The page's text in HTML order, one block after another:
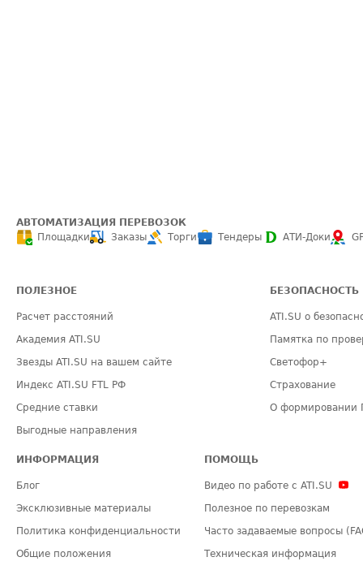
АВТОМАТИЗАЦИЯ ПЕРЕВОЗОК
Площадки
Заказы Торги Тендеры АТИ-Доки
ПОЛЕЗНОЕ
Расчет расстояний
Академия ATI.SU
Звезды ATI.SU на вашем сайте
Индекс ATI.SU FTL РФ
Средние ставки
Выгодные направления
БЕЗОПАСНОСТЬ
ATI.SU о
Памятка по
Светофор+
Страхование
О формировании
ИНФОРМАЦИЯ
Блог
Эксклюзивные материалы
Политика конфиденциальности
Общие положения
ПОМОЩЬ
Видео по работе с ATI.SU
Полезное по перевозкам
Часто задаваемые вопросы
Техническая информация